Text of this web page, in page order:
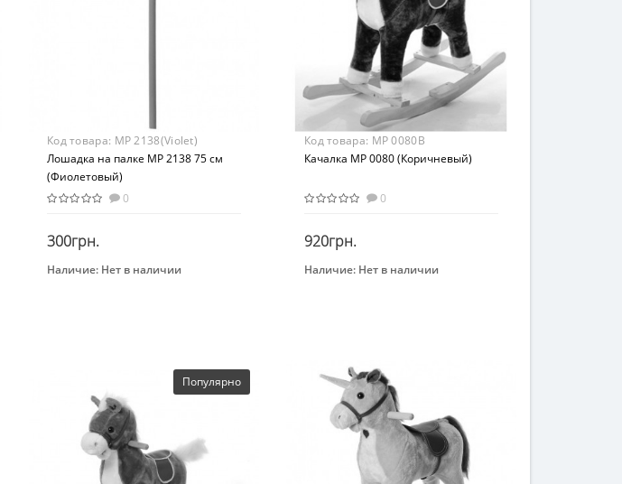
Код товара: MP 2138(Violet)
Лошадка на палке MP 2138 75 см
(Фиолетовый)
0
300грн.
Закончился
Наличие: Нет в наличии
Материал
Комбинированный
Код товара: MP 0080B
Качалка MP 0080 (Коричневый)
0
920грн.
Закончился
Наличие: Нет в наличии
Материал
Популярно